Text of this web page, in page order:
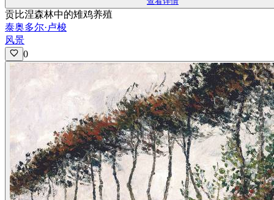
贡比涅森林中的雉鸡养殖
泰奥多尔·卢梭
风景
0